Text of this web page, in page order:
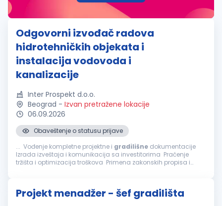
Odgovorni izvođač radova
hidrotehničkih objekata i
instalacija vodovoda i
kanalizacije
Inter Prospekt d.o.o.
Beograd - Izvan pretražene lokacije
06.09.2026
Obaveštenje o statusu prijave
... Vođenje kompletne projektne i gradilišne dokumentacije
Izrada izveštaja i komunikacija sa investitorima Praćenje
tržišta i optimizacija troškova Primena zakonskih propisa i
Projekt menadžer - šef gradilišta